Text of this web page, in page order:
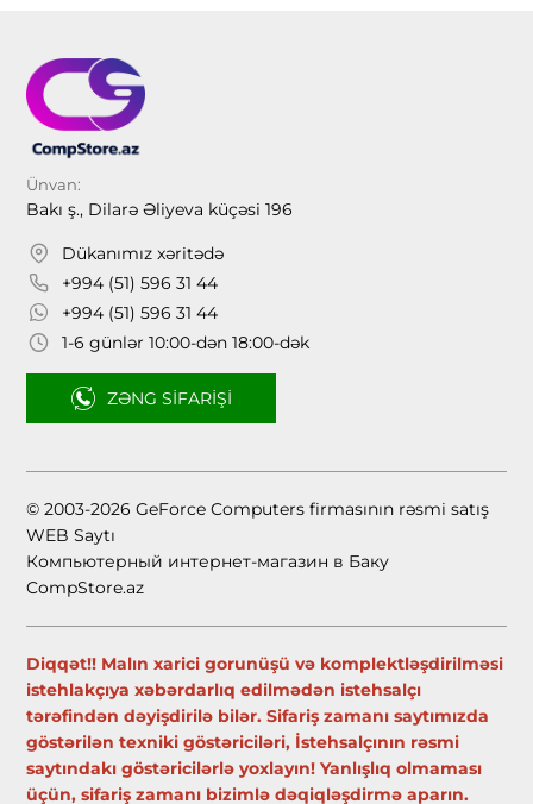
Ünvan:
Bakı ş., Dilarə Əliyeva küçəsi 196
Dükanımız xəritədə
+994 (51) 596 31 44
+994 (51) 596 31 44
1-6 günlər 10:00-dən 18:00-dək
ZƏNG SIFARIŞI
© 2003-2026 GeForce Computers firmasının rəsmi satış
WEB Saytı
Компьютерный интернет-магазин в Баку
CompStore.az
Diqqət!! Malın xarici gorunüşü və komplektləşdirilməsi
istehlakçıya xəbərdarlıq edilmədən istehsalçı
tərəfindən dəyişdirilə bilər. Sifariş zamanı saytımızda
göstərilən texniki göstəriciləri, İstehsalçının rəsmi
saytındakı göstəricilərlə yoxlayın! Yanlışlıq olmaması
üçün, sifariş zamanı bizimlə dəqiqləşdirmə aparın.